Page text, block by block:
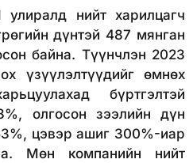
нийт харилцагч
дүнтэй 487 мянган
байна. Түүнчлэн 2023
үзүүлэлтүүдийг өмнөх
бүртгэлтэй
олгосон зээлийн дүн
цэвэр ашиг 300%-иар
Мөн компанийн нийт